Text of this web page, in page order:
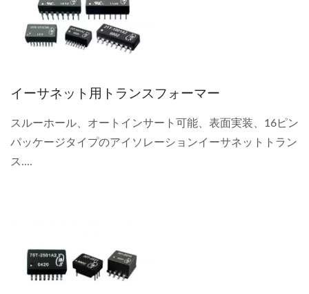
イーサネット用トランスフォーマー
スルーホール、オートインサート可能、表面実装、16ピン
パッケージタイプのアイソレーションイーサネットトラン
ス....